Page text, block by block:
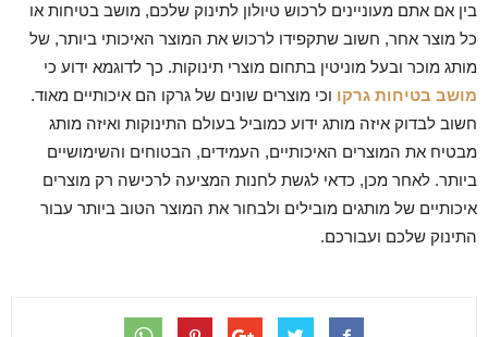
בין אם אתם מעוניינים לרכוש טיולון לתינוק שלכם, מושב בטיחות או
כל מוצר אחר, חשוב שתקפידו לרכוש את המוצר האיכותי ביותר, של
מותג מוכר ובעל מוניטין בתחום מוצרי תינוקות. כך לדוגמא ידוע כי
מושב בטיחות גרקו וכי מוצרים שונים של גרקו הם איכותיים מאוד.
חשוב לבדוק איזה מותג ידוע כמוביל בעולם התינוקות ואיזה מותג
מבטיח את המוצרים האיכותיים, העמידים, הבטוחים והשימושיים
ביותר. לאחר מכן, כדאי לגשת לחנות המציעה לרכישה רק מוצרים
איכותיים של מותגים מובילים ולבחור את המוצר הטוב ביותר עבור
התינוק שלכם ועבורכם.